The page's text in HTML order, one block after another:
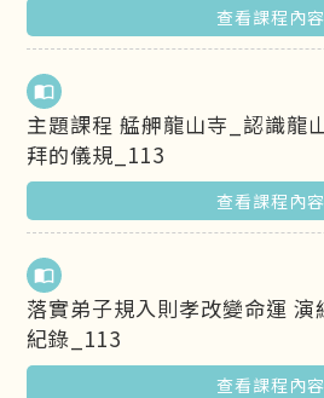
查看課程內容
import_contacts
主題課程 艋舺龍山寺_認識龍
拜的儀規_113
查看課程內容
import_contacts
落實弟子規入則孝改變命運
紀錄_113
查看課程內容